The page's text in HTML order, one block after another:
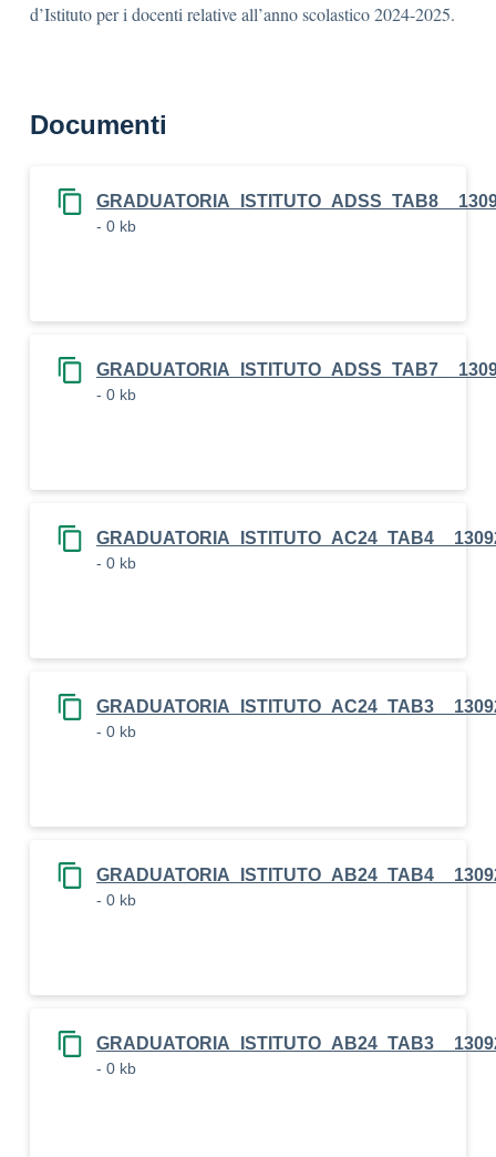
d’Istituto per i docenti relative all’anno scolastico 2024-2025.
Documenti
- 0 kb
- 0 kb
- 0 kb
- 0 kb
- 0 kb
- 0 kb